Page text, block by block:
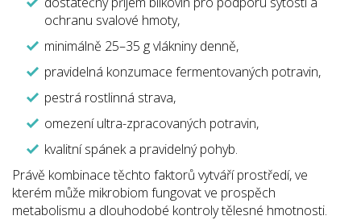
ochranu svalové hmoty,
minimálně 25–35 g vlákniny denně,
pravidelná konzumace fermentovaných potravin,
pestrá rostlinná strava,
omezení ultra-zpracovaných potravin,
kvalitní spánek a pravidelný pohyb.
Právě kombinace těchto faktorů vytváří prostředí, ve
kterém může mikrobiom fungovat ve prospěch
metabolismu a dlouhodobé kontroly tělesné hmotnosti.